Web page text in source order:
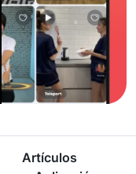
Artículos